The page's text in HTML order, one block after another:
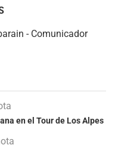
- Comunicador
en el Tour de Los Alpes